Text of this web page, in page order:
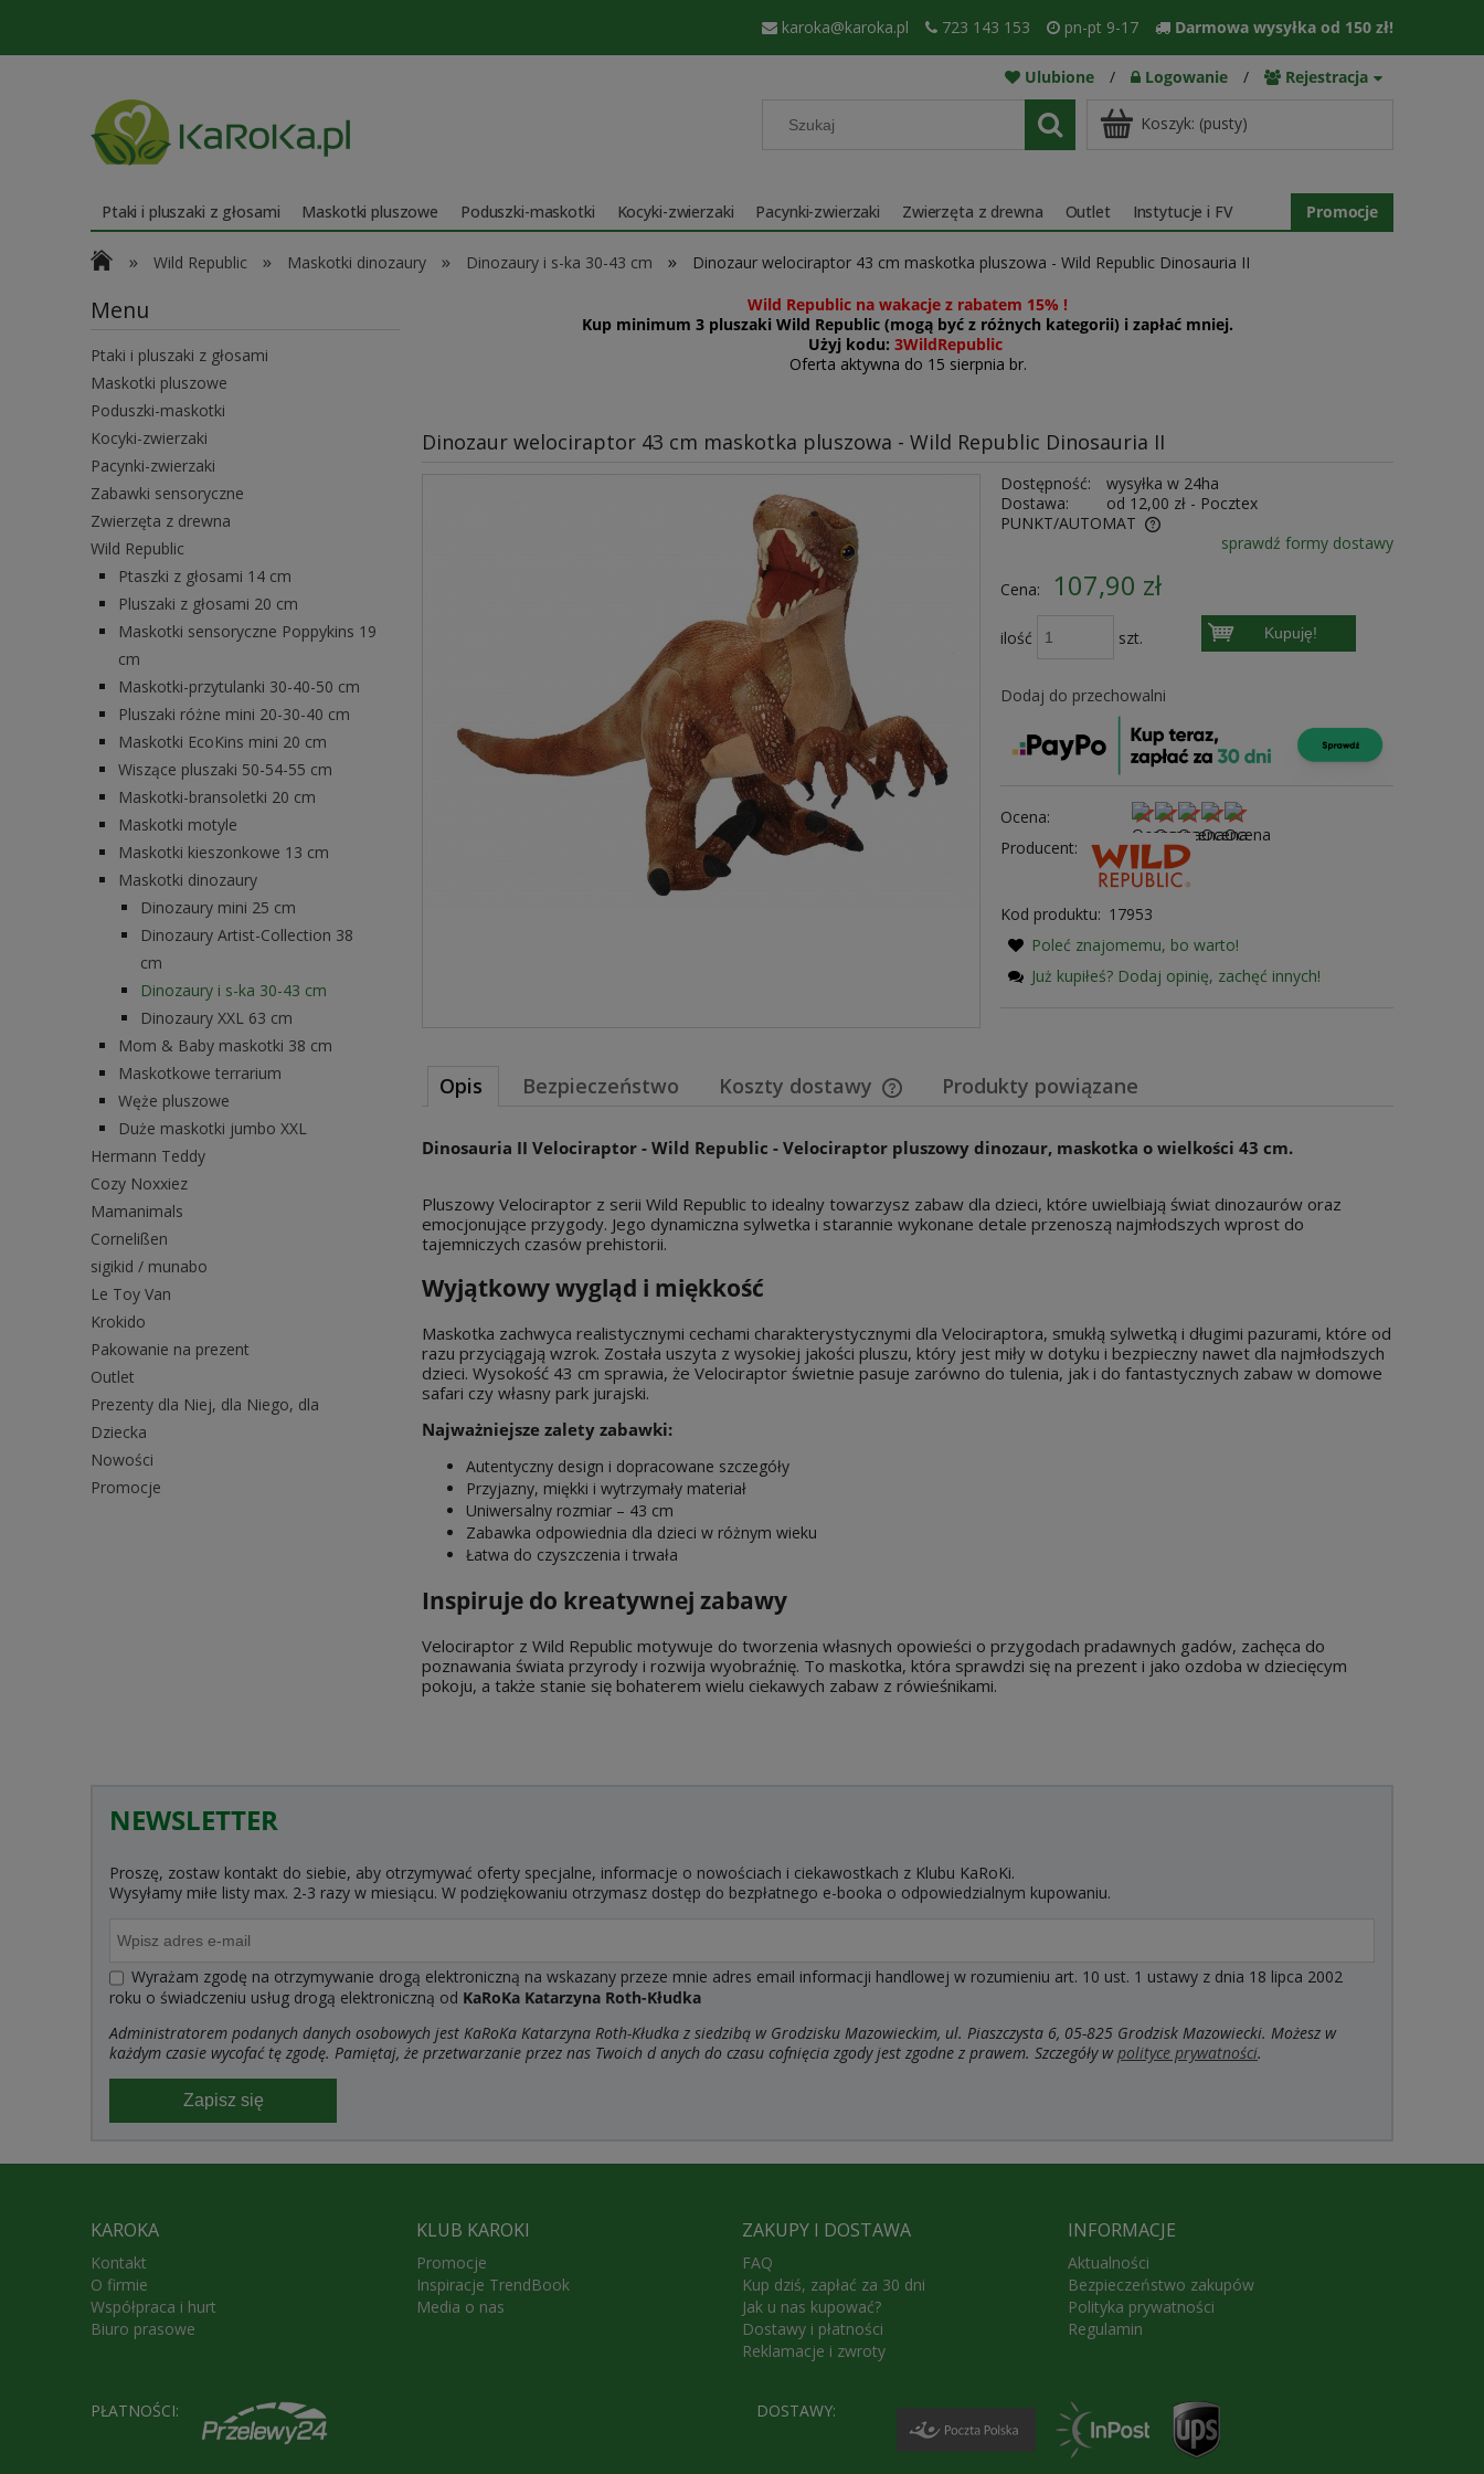
karoka@karoka.pl 723 143 153 pn-pt 9-17 Darmowa wysyłka od 150 zł!
Ulubione / Logowanie / Rejestracja
Koszyk: (pusty)
Ptaki i pluszaki z głosami Maskotki pluszowe Poduszki-maskotki Kocyki-zwierzaki Pacynki-zwierzaki Zwierzęta z drewna Outlet Instytucje i FV Promocje
» Wild Republic » Maskotki dinozaury » Dinozaury i s-ka 30-43 cm » Dinozaur welociraptor 43 cm maskotka pluszowa - Wild Republic Dinosauria II
Menu
Ptaki i pluszaki z głosami
Maskotki pluszowe
Poduszki-maskotki
Kocyki-zwierzaki
Pacynki-zwierzaki
Zabawki sensoryczne
Zwierzęta z drewna
Wild Republic
Ptaszki z głosami 14 cm
Pluszaki z głosami 20 cm
Maskotki sensoryczne Poppykins 19
cm
Maskotki-przytulanki 30-40-50 cm
Pluszaki różne mini 20-30-40 cm
Maskotki EcoKins mini 20 cm
Wiszące pluszaki 50-54-55 cm
Maskotki-bransoletki 20 cm
Maskotki motyle
Maskotki kieszonkowe 13 cm
Maskotki dinozaury
Dinozaury mini 25 cm
Dinozaury Artist-Collection 38
cm
Dinozaury i s-ka 30-43 cm
Dinozaury XXL 63 cm
Mom & Baby maskotki 38 cm
Maskotkowe terrarium
Węże pluszowe
Duże maskotki jumbo XXL
Hermann Teddy
Cozy Noxxiez
Mamanimals
Cornelißen
sigikid / munabo
Le Toy Van
Krokido
Pakowanie na prezent
Outlet
Prezenty dla Niej, dla Niego, dla
Dziecka
Nowości
Promocje
Wild Republic na wakacje z rabatem 15% !
Kup minimum 3 pluszaki Wild Republic (mogą być z różnych kategorii) i zapłać mniej.
Użyj kodu: 3WildRepublic
Oferta aktywna do 15 sierpnia br.
Dinozaur welociraptor 43 cm maskotka pluszowa - Wild Republic Dinosauria II
Dostępność:
wysyłka w 24ha
Dostawa:
od 12,00 zł - Pocztex
PUNKT/AUTOMAT
Cena nie zawiera ewentualnych kosztów
sprawdź formy dostawy
Cena: 107,90 zł
ilość szt. Kupuję!
Dodaj do przechowalni
Ocena:
Producent:
Kod produktu: 17953
Poleć znajomemu, bo warto!
Już kupiłeś? Dodaj opinię, zachęć innych!
Opis Bezpieczeństwo Koszty dostawy
Cena nie zawiera ewentualnych kosztów
płatności
Produkty powiązane
Dinosauria II Velociraptor - Wild Republic - Velociraptor pluszowy dinozaur, maskotka o wielkości 43 cm.
Pluszowy Velociraptor z serii Wild Republic to idealny towarzysz zabaw dla dzieci, które uwielbiają świat dinozaurów oraz
emocjonujące przygody. Jego dynamiczna sylwetka i starannie wykonane detale przenoszą najmłodszych wprost do
tajemniczych czasów prehistorii.
Wyjątkowy wygląd i miękkość
Maskotka zachwyca realistycznymi cechami charakterystycznymi dla Velociraptora, smukłą sylwetką i długimi pazurami, które od
razu przyciągają wzrok. Została uszyta z wysokiej jakości pluszu, który jest miły w dotyku i bezpieczny nawet dla najmłodszych
dzieci. Wysokość 43 cm sprawia, że Velociraptor świetnie pasuje zarówno do tulenia, jak i do fantastycznych zabaw w domowe
safari czy własny park jurajski.
Najważniejsze zalety zabawki:
Autentyczny design i dopracowane szczegóły
Przyjazny, miękki i wytrzymały materiał
Uniwersalny rozmiar – 43 cm
Zabawka odpowiednia dla dzieci w różnym wieku
Łatwa do czyszczenia i trwała
Inspiruje do kreatywnej zabawy
Velociraptor z Wild Republic motywuje do tworzenia własnych opowieści o przygodach pradawnych gadów, zachęca do
poznawania świata przyrody i rozwija wyobraźnię. To maskotka, która sprawdzi się na prezent i jako ozdoba w dziecięcym
pokoju, a także stanie się bohaterem wielu ciekawych zabaw z rówieśnikami.
NEWSLETTER
Proszę, zostaw kontakt do siebie, aby otrzymywać oferty specjalne, informacje o nowościach i ciekawostkach z Klubu KaRoKi.
Wysyłamy miłe listy max. 2-3 razy w miesiącu. W podziękowaniu otrzymasz dostęp do bezpłatnego e-booka o odpowiedzialnym kupowaniu.
Wyrażam zgodę na otrzymywanie drogą elektroniczną na wskazany przeze mnie adres email informacji handlowej w rozumieniu art. 10 ust. 1 ustawy z dnia 18 lipca 2002
roku o świadczeniu usług drogą elektroniczną od KaRoKa Katarzyna Roth-Kłudka
Administratorem podanych danych osobowych jest KaRoKa Katarzyna Roth-Kłudka z siedzibą w Grodzisku Mazowieckim, ul. Piaszczysta 6, 05-825 Grodzisk Mazowiecki. Możesz w
każdym czasie wycofać tę zgodę. Pamiętaj, że przetwarzanie przez nas Twoich d anych do czasu cofnięcia zgody jest zgodne z prawem. Szczegóły w polityce prywatności.
Zapisz się
KAROKA
Kontakt
O firmie
Współpraca i hurt
Biuro prasowe
KLUB KAROKI
Promocje
Inspiracje TrendBook
Media o nas
ZAKUPY I DOSTAWA
FAQ
Kup dziś, zapłać za 30 dni
Jak u nas kupować?
Dostawy i płatności
Reklamacje i zwroty
INFORMACJE
Aktualności
Bezpieczeństwo zakupów
Polityka prywatności
Regulamin
PŁATNOŚCI: DOSTAWY: